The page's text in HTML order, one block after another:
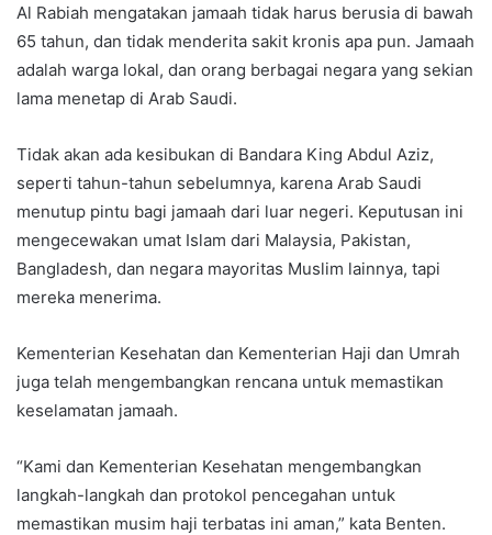
Al Rabiah mengatakan jamaah tidak harus berusia di bawah
65 tahun, dan tidak menderita sakit kronis apa pun. Jamaah
adalah warga lokal, dan orang berbagai negara yang sekian
lama menetap di Arab Saudi.
Tidak akan ada kesibukan di Bandara King Abdul Aziz,
seperti tahun-tahun sebelumnya, karena Arab Saudi
menutup pintu bagi jamaah dari luar negeri. Keputusan ini
mengecewakan umat Islam dari Malaysia, Pakistan,
Bangladesh, dan negara mayoritas Muslim lainnya, tapi
mereka menerima.
Kementerian Kesehatan dan Kementerian Haji dan Umrah
juga telah mengembangkan rencana untuk memastikan
keselamatan jamaah.
“Kami dan Kementerian Kesehatan mengembangkan
langkah-langkah dan protokol pencegahan untuk
memastikan musim haji terbatas ini aman,” kata Benten.